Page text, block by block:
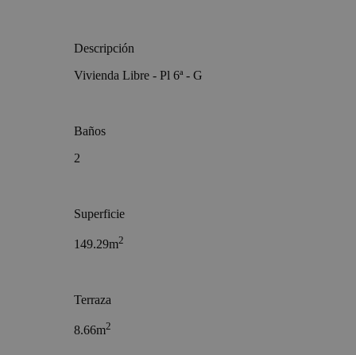
Descripción
Vivienda Libre - Pl 6ª - G
Baños
2
Superficie
149.29m2
Terraza
8.66m2